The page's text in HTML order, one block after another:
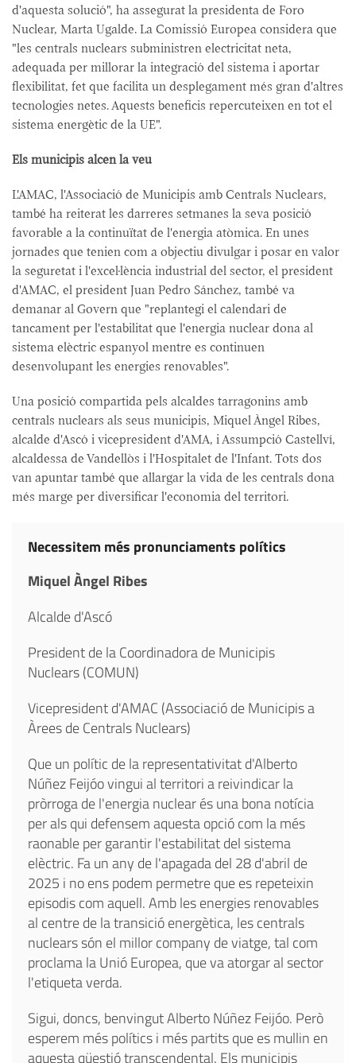
d'aquesta solució", ha assegurat la presidenta de Foro
Nuclear, Marta Ugalde. La Comissió Europea considera que
"les centrals nuclears subministren electricitat neta,
adequada per millorar la integració del sistema i aportar
flexibilitat, fet que facilita un desplegament més gran d'altres
tecnologies netes. Aquests beneficis repercuteixen en tot el
sistema energètic de la UE".
Els municipis alcen la veu
L'AMAC, l'Associació de Municipis amb Centrals Nuclears,
també ha reiterat les darreres setmanes la seva posició
favorable a la continuïtat de l'energia atòmica. En unes
jornades que tenien com a objectiu divulgar i posar en valor
la seguretat i l'excel·lència industrial del sector, el president
d'AMAC, el president Juan Pedro Sánchez, també va
demanar al Govern que "replantegi el calendari de
tancament per l'estabilitat que l'energia nuclear dona al
sistema elèctric espanyol mentre es continuen
desenvolupant les energies renovables".
Una posició compartida pels alcaldes tarragonins amb
centrals nuclears als seus municipis, Miquel Àngel Ribes,
alcalde d'Ascó i vicepresident d'AMA, i Assumpció Castellví,
alcaldessa de Vandellòs i l'Hospitalet de l'Infant. Tots dos
van apuntar també que allargar la vida de les centrals dona
més marge per diversificar l'economia del territori.
Necessitem més pronunciaments polítics
Miquel Àngel Ribes
Alcalde d'Ascó
President de la Coordinadora de Municipis
Nuclears (COMUN)
Vicepresident d'AMAC (Associació de Municipis a
Àrees de Centrals Nuclears)
Que un polític de la representativitat d'Alberto
Núñez Feijóo vingui al territori a reivindicar la
pròrroga de l'energia nuclear és una bona notícia
per als qui defensem aquesta opció com la més
raonable per garantir l'estabilitat del sistema
elèctric. Fa un any de l'apagada del 28 d'abril de
2025 i no ens podem permetre que es repeteixin
episodis com aquell. Amb les energies renovables
al centre de la transició energètica, les centrals
nuclears són el millor company de viatge, tal com
proclama la Unió Europea, que va atorgar al sector
l'etiqueta verda.
Sigui, doncs, benvingut Alberto Núñez Feijóo. Però
esperem més polítics i més partits que es mullin en
aquesta qüestió transcendental. Els municipis